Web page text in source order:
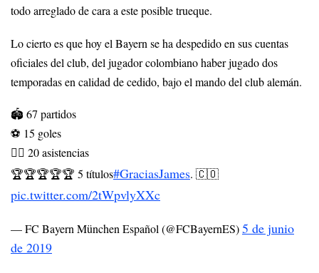
todo arreglado de cara a este posible trueque.
Lo cierto es que hoy el Bayern se ha despedido en sus cuentas
oficiales del club, del jugador colombiano haber jugado dos
temporadas en calidad de cedido, bajo el mando del club alemán.
🏟 67 partidos
⚽ 15 goles
💁‍♂️ 20 asistencias
🏆🏆🏆🏆🏆 5 títulos#GraciasJames. 🇨🇴
pic.twitter.com/2tWpvlyXXc
— FC Bayern München Español (@FCBayernES)5 de junio
de 2019